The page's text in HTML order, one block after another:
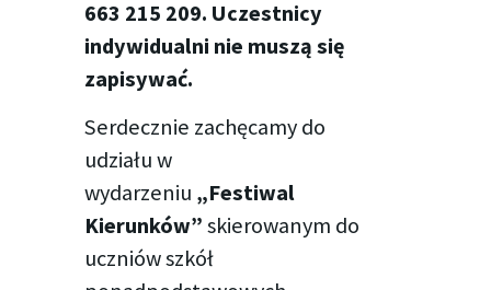
663 215 209. Uczestnicy
indywidualni nie muszą się
zapisywać.
Serdecznie zachęcamy do
udziału w
wydarzeniu „Festiwal
Kierunków”skierowanym do
uczniów szkół